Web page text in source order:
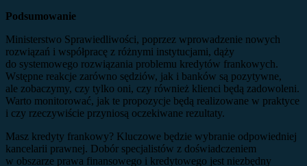
Podsumowanie
Ministerstwo Sprawiedliwości, poprzez wprowadzenie nowych
rozwiązań i współpracę z różnymi instytucjami, dąży
do systemowego rozwiązania problemu kredytów frankowych.
Wstępne reakcje zarówno sędziów, jak i banków są pozytywne,
ale zobaczymy, czy tylko oni, czy również klienci będą zadowoleni.
Warto monitorować, jak te propozycje będą realizowane w praktyce
i czy rzeczywiście przyniosą oczekiwane rezultaty.
Masz kredyty frankowy? Kluczowe będzie wybranie odpowiedniej
kancelarii prawnej. Dobór specjalistów z doświadczeniem
w obszarze prawa finansowego i kredytowego jest niezbędny